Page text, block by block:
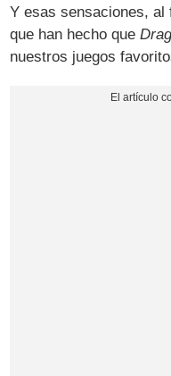
Y esas sensaciones, al
que han hecho que
nuestros juegos